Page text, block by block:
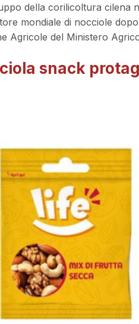
della corilicoltura cilena
mondiale di nocciole
Agricole del Ministero
snack